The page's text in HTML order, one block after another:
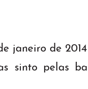
janeiro de 2014
sinto pelas